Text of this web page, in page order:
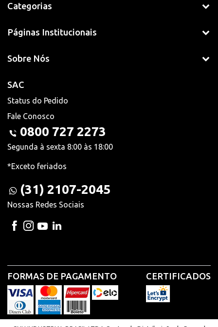
Categorias
Páginas Institucionais
Sobre Nós
SAC
Status do Pedido
Fale Conosco
0800 727 2273
Segunda à sexta 8:00 às 18:00
*Exceto feriados
(31) 2107-2045
Nossas Redes Sociais
FORMAS DE PAGAMENTO CERTIFICADOS